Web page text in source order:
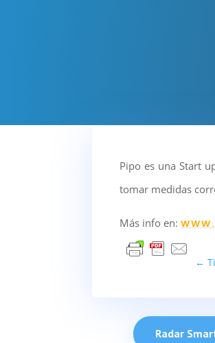
Pipo es una Start
tomar medidas
Más info en:
←
Radar